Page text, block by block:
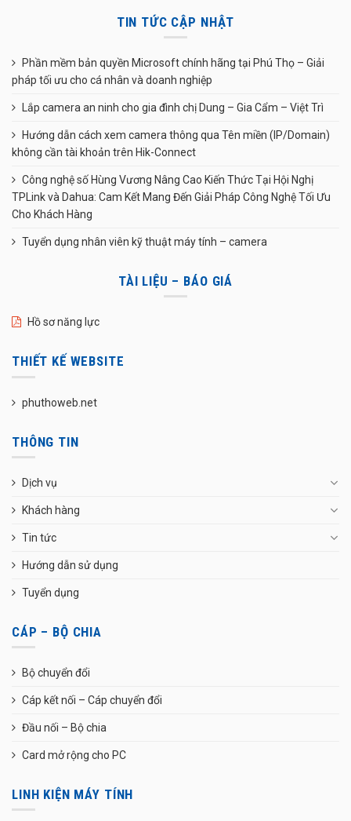
TIN TỨC CẬP NHẬT
Phần mềm bản quyền Microsoft chính hãng tại Phú Thọ – Giải
pháp tối ưu cho cá nhân và doanh nghiệp
Lắp camera an ninh cho gia đình chị Dung – Gia Cẩm – Việt Trì
Hướng dẫn cách xem camera thông qua Tên miền (IP/Domain)
không cần tài khoản trên Hik-Connect
Công nghệ số Hùng Vương Nâng Cao Kiến Thức Tại Hội Nghị
TPLink và Dahua: Cam Kết Mang Đến Giải Pháp Công Nghệ Tối Ưu
Cho Khách Hàng
Tuyển dụng nhân viên kỹ thuật máy tính – camera
TÀI LIỆU – BÁO GIÁ
Hồ sơ năng lực
THIẾT KẾ WEBSITE
phuthoweb.net
THÔNG TIN
Dịch vụ
Khách hàng
Tin tức
Hướng dẫn sử dụng
Tuyển dụng
CÁP – BỘ CHIA
Bộ chuyển đổi
Cáp kết nối – Cáp chuyển đổi
Đầu nối – Bộ chia
Card mở rộng cho PC
LINH KIỆN MÁY TÍNH